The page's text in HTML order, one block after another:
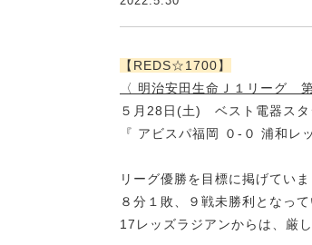
【REDS☆1700】
〈 明治安田生命Ｊ１リーグ
５月28日(土) ベスト電器スタ
『 アビスパ福岡 ０-０ 浦和レ
リーグ優勝を目標に掲げてい
８分１敗、９戦未勝利となって
17レッズラジアンからは、厳